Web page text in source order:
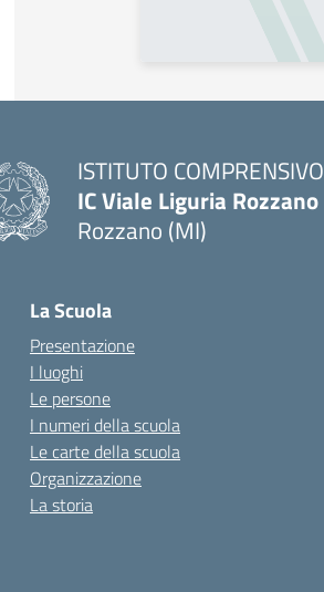
ISTITUTO COMPRENSIVO
IC Viale Liguria Rozzano
Rozzano (MI)
La Scuola
Presentazione
I luoghi
Le persone
I numeri della scuola
Le carte della scuola
Organizzazione
La storia